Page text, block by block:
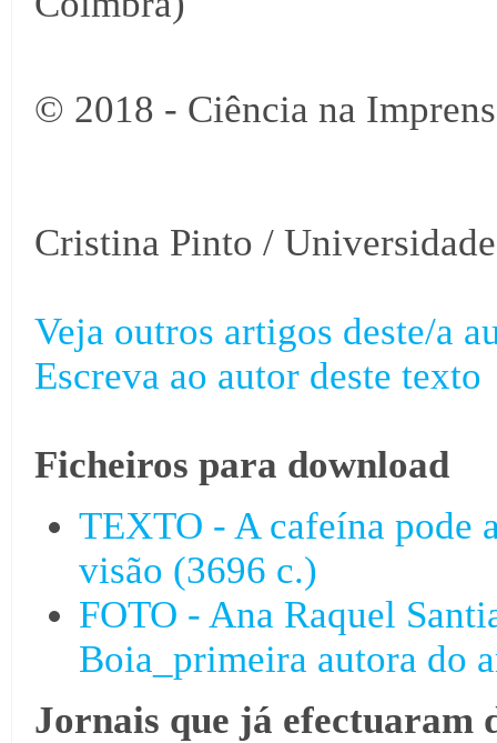
© 2018 - Ciência na
Cristina Pinto /
Veja outros artigos deste/a
Escreva ao autor deste texto
Ficheiros para download
TEXTO - A cafeína pode
visão (3696 c.)
FOTO - Ana Raquel
Boia_primeira autora do
Jornais que já efectuaram